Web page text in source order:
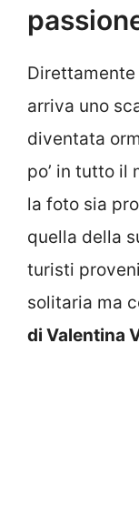
arriva uno
diventata
po’ in tutto il
la foto sia
quella della
turisti
solitaria ma
di Valentina